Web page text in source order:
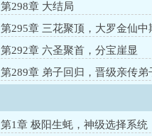
第298章 大结局
第295章 三花聚顶，大罗金仙中
第292章 六圣聚首，分宝崖显
第289章 弟子回归，晋级亲传弟
第1章 极阳生蚝，神级选择系统